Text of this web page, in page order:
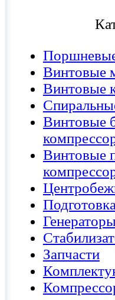
Винтовые
Винтовые
Винтовые
Винтовые
Запчасти